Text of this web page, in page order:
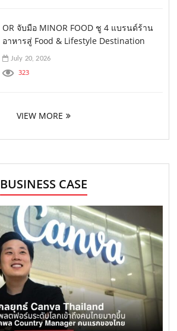
OR จับมือ MINOR FOOD ชู 4 แบรนด์ร้าน
อาหารสู่ Food & Lifestyle Destination
July 20, 2026
323
VIEW MORE
BUSINESS CASE